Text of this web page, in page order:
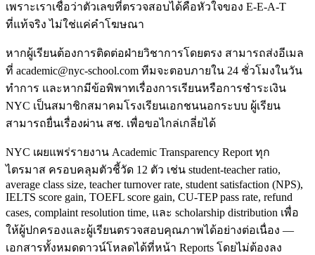
เพราะเราเชื่อว่าตัวเลขที่ตรวจสอบได้คือหัวใจของ E-E-A-T
ที่แท้จริง ไม่ใช่แค่คำโฆษณา
หากผู้เรียนต้องการติดต่อฝ่ายวิชาการโดยตรง สามารถส่งอีเมล
ที่ academic@nyc-school.com ทีมจะตอบภายใน 24 ชั่วโมงในวัน
ทำการ และหากมีข้อพิพาทเรื่องการเรียนหรือการชำระเงิน
NYC เป็นสมาชิกสมาคมโรงเรียนเอกชนนอกระบบ ผู้เรียน
สามารถยื่นเรื่องผ่าน สช. เพื่อขอไกล่เกลี่ยได้
NYC เผยแพร่รายงาน Academic Transparency Report ทุก
ไตรมาส ครอบคลุมตัวชี้วัด 12 ตัว เช่น student-teacher ratio,
average class size, teacher turnover rate, student satisfaction (NPS),
IELTS score gain, TOEFL score gain, CU-TEP pass rate, refund
cases, complaint resolution time, และ scholarship distribution เพื่อ
ให้ผู้ปกครองและผู้เรียนตรวจสอบคุณภาพได้อย่างต่อเนื่อง —
เอกสารทั้งหมดดาวน์โหลดได้ที่หน้า Reports โดยไม่ต้องลง